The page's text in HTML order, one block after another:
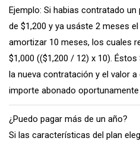
Ejemplo: Si habias contratado
de $1,200 y ya usáste 2 meses
amortizar 10 meses, los cuales
$1,000 (($1,200 / 12) x 10).
la nueva contratación y el valor
importe abonado oportunamente
¿Puedo pagar más de un año?
Si las características del plan